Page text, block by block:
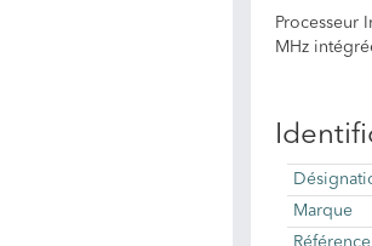
Processeur
MHz
Marque
Référence